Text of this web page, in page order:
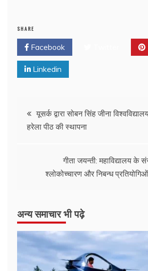
SHARE
Facebook
Linkedin
यूसर्क द्वारा सोबन सिंह जीना
हरेला पीठ की स्थापना
गीता जयन्ती: महाविद्यालय के
श्लोकोच्चारण और निबन्ध
अन्य समाचार भी पढ़े